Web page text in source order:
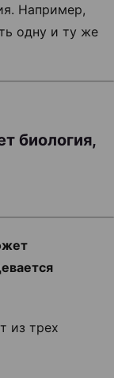
Например,
одну и ту же
биология,
из трех